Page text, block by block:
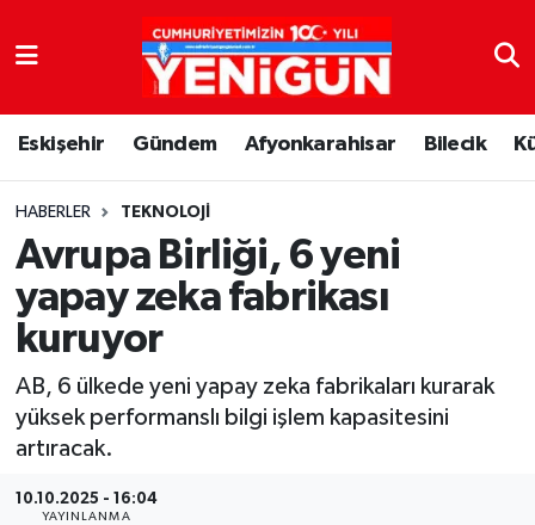
Eskişehir Gündem Afyonkarahisar Bilecik
HABERLER TEKNOLOJI
Avrupa Birliği, 6 yeni
yapay zeka fabrikası
kuruyor
AB, 6 ülkede yeni yapay zeka fabrikaları kurarak
yüksek performanslı bilgi işlem kapasitesini
artıracak.
10.10.2025 - 16:04
YAYINLANMA
Nöbetçi Eczaneler
Hava Durumu
Trafik Durumu
Süper Lig Puan Durumu ve Fikstür
Tüm Manşetler
Son Dakika Haberleri
Haber Arşivi